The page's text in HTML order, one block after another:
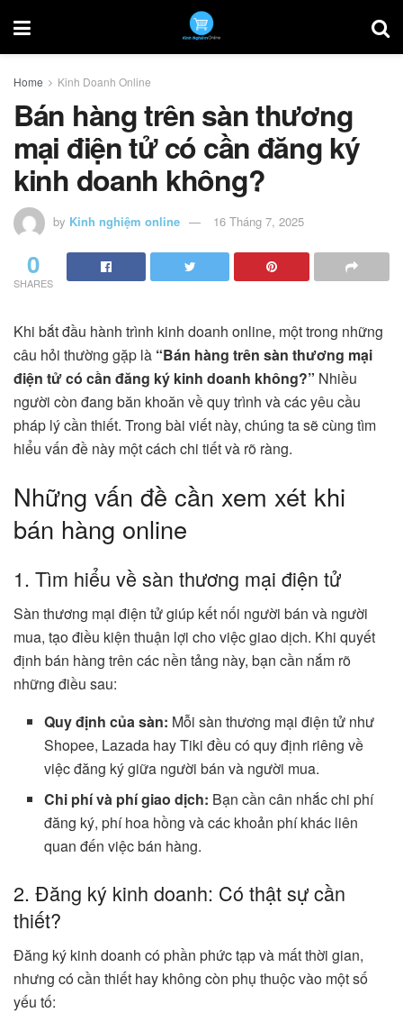
Home Kinh Doanh Online
Bán hàng trên sàn thương
mại điện tử có cần đăng ký
kinh doanh không?
by Kinh nghiệm online 16 Tháng 7, 2025
0
SHARES
Khi bắt đầu hành trình kinh doanh online, một trong những
câu hỏi thường gặp là “Bán hàng trên sàn thương mại
điện tử có cần đăng ký kinh doanh không?” Nhiều
người còn đang băn khoăn về quy trình và các yêu cầu
pháp lý cần thiết. Trong bài viết này, chúng ta sẽ cùng tìm
hiểu vấn đề này một cách chi tiết và rõ ràng.
Những vấn đề cần xem xét khi
bán hàng online
1. Tìm hiểu về sàn thương mại điện tử
Sàn thương mại điện tử giúp kết nối người bán và người
mua, tạo điều kiện thuận lợi cho việc giao dịch. Khi quyết
định bán hàng trên các nền tảng này, bạn cần nắm rõ
những điều sau:
Quy định của sàn: Mỗi sàn thương mại điện tử như
Shopee, Lazada hay Tiki đều có quy định riêng về
việc đăng ký giữa người bán và người mua.
Chi phí và phí giao dịch: Bạn cần cân nhắc chi phí
đăng ký, phí hoa hồng và các khoản phí khác liên
quan đến việc bán hàng.
2. Đăng ký kinh doanh: Có thật sự cần
thiết?
Đăng ký kinh doanh có phần phức tạp và mất thời gian,
nhưng có cần thiết hay không còn phụ thuộc vào một số
yếu tố: